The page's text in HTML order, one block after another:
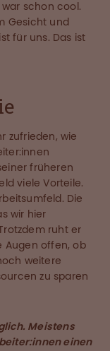
war schon cool.
Gesicht und
für uns. Das ist
zufrieden, wie
früheren
viele Vorteile.
Die
wir hier
ruht er
Augen offen, ob
weitere
zu sparen
Meistens
einen